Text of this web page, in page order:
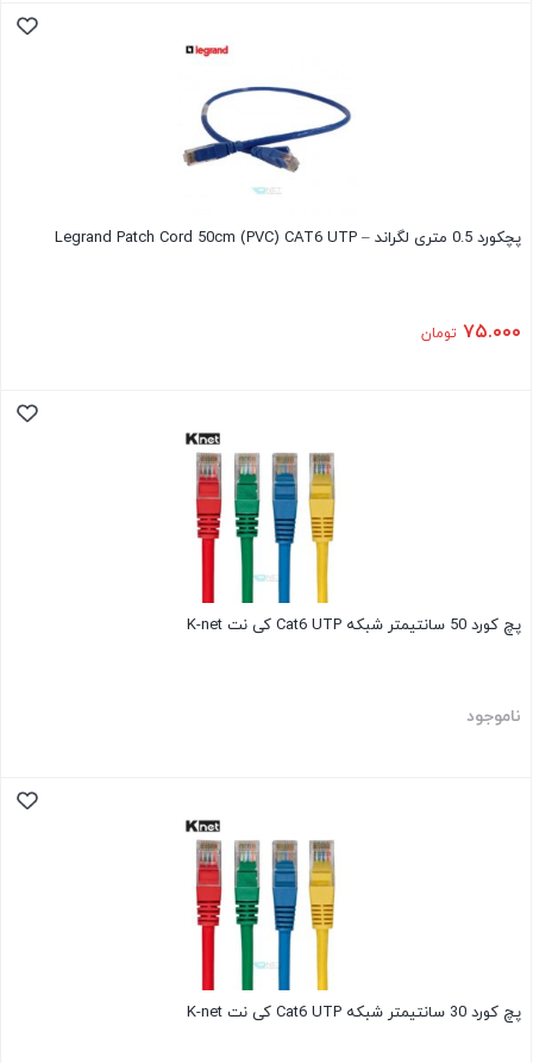
پچکورد 0.5 متری لگراند – Legrand Patch Cord 50cm (PVC) CAT6 UTP
۷۵.۰۰۰ تومان
پچ کورد 50 سانتیمتر شبکه Cat6 UTP کی نت K-net
ناموجود
پچ کورد 30 سانتیمتر شبکه Cat6 UTP کی نت K-net